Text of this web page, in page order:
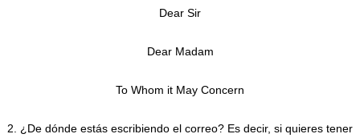
Dear Sir
Dear Madam
To Whom it May Concern
2. ¿De dónde estás escribiendo el correo? Es decir, si quieres tener